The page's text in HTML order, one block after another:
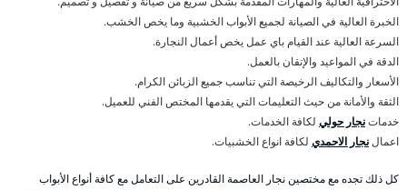
الخبرة العالية في الصيانة لجميع الأبواب الخشبية وما يخص الخشب.
السرعة العالية عند القيام باي عمل يخص أعمال النجارة.
الدقة في المواعيد والإتقان بالعمل.
الأسعار والتكاليف الرخيصة التي تناسب جميع الزبائن الكرام.
الثقة والأمانة من حيث التعليمات التي يقدمها المختص الفني للعميل.
خدماتنجار حولي لكافة الخدمات.
اعمالنجار الاحمدي لكافة انواع الخشبيات.
كل ذلك تجده مع مختصين نجار العاصمة القادرين على التعامل مع كافة أنواع الأبواب